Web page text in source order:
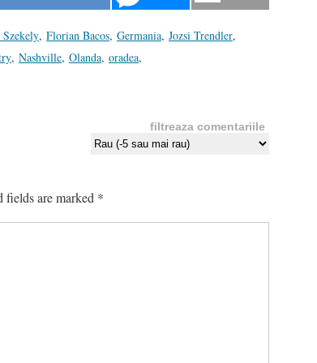
, Florian Bacos, Germania, Jozsi Trendler,
, Nashville, Olanda, oradea,
filtreaza comentariile
fields are marked *